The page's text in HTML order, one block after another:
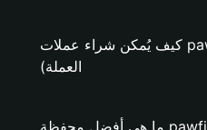
كيف يُمكن شراء عملات pawfit؟ (فقط لمشروع
العملة)